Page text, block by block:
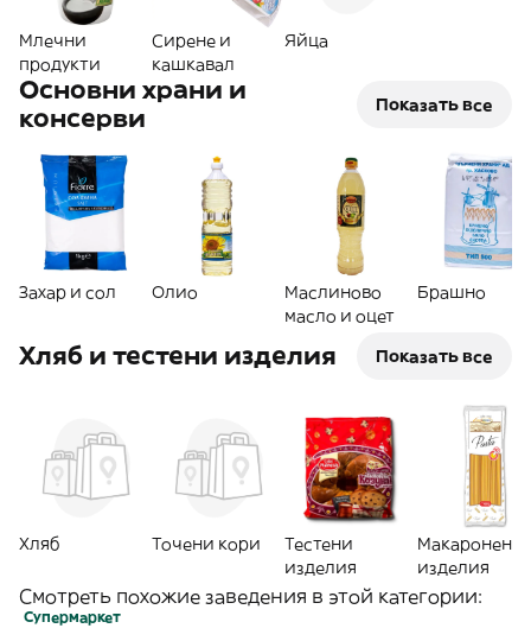
Млечни
продукти
Сирене и
кашкавал
Яйца
Основни храни и
консерви
Показать все
Захар и сол Олио
Маслиново
масло и оцет
Брашно
Хляб и тестени изделия Показать все
Хляб Точени кори
Тестени
изделия
Макаронени
изделия
Смотреть похожие заведения в этой категории:
Супермаркет